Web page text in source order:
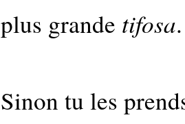
plus grande tifosa.
Sinon tu les